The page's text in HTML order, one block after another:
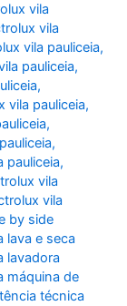
vila
vila
vila pauliceia,
pauliceia,
,
vila pauliceia,
,
,
pauliceia,
vila
vila
by side
lava e seca
lavadora
máquina de
técnica